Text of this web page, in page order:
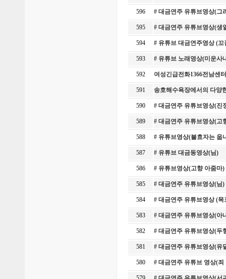
596 # 대금연주 유튜브영상(
595 # 대금연주 유튜브영상(
594 # 유튜브 대금연주영상 (
593 # 유튜브 노래영상(미운
592 여성긴급전화1366전남센
591 송호해수욕장에서의 다
590 # 대금연주 유튜브영상(
589 # 대금연주 유튜브영상(
588 # 유튜브영상(불효자는
587 # 유튜브 대금동영상(님)
586 # 유튜브영상(고향 아줌마
585 # 대금연주 유튜브영상(
584 # 대금연주 유튜브영상 (
583 # 대금연주 유튜브영상(
582 # 대금연주 유튜브영상(
581 # 대금연주 유튜브영상(
580 # 대금연주 유튜브 영상(